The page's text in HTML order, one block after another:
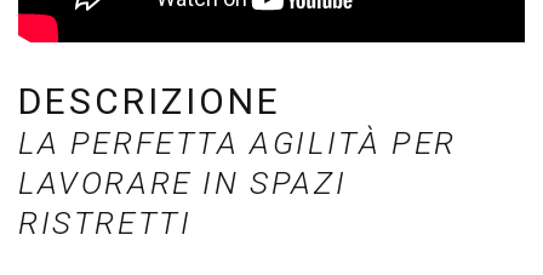
DESCRIZIONE
LA PERFETTA AGILITÀ PER
LAVORARE IN SPAZI
RISTRETTI